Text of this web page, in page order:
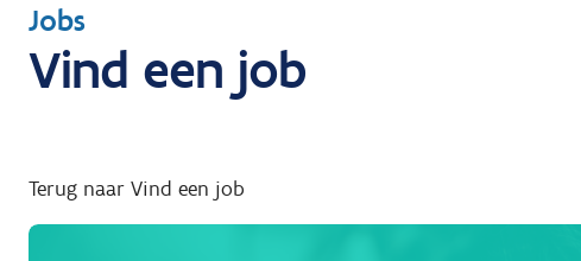
Terug
naar
Jobs
Vind een job
Terug naar Vind een job